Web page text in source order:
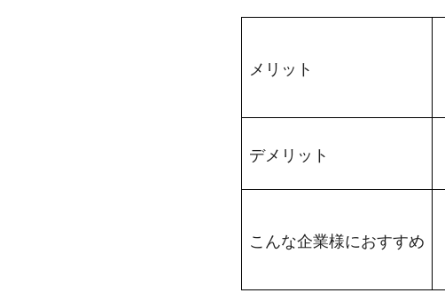
メリット
デメリット
こんな企業様におすすめ